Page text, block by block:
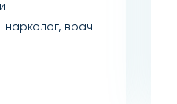
нарколог, врач-